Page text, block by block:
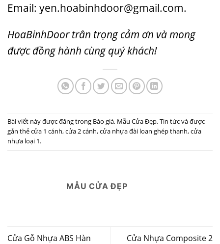
Email: yen.hoabinhdoor@gmail.com.
HoaBinhDoor trân trọng cảm ơn và mong
được đồng hành cùng quý khách!
Bài viết này được đăng trong Báo giá, Mẫu Cửa Đẹp,Tin tứcvà được
gắn thẻcửa 1 cánh,cửa 2 cánh,cửa nhựa đài loan ghép thanh,cửa
nhựa loại 1.
MẪU CỬA ĐẸP
Cửa Gỗ Nhựa ABS Hàn
Cửa Nhựa Composite 2